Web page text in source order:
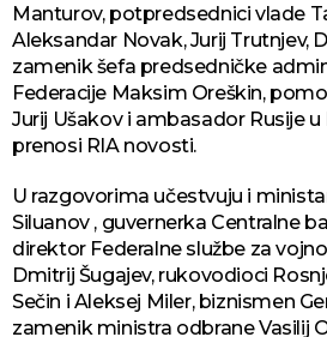
Manturov, potpredsednici vlade
Aleksandar Novak, Jurij Trutnjev,
zamenik šefa predsedničke
Federacije Maksim Oreškin,
Jurij Ušakov i ambasador Rusije
prenosi RIA novosti.
U razgovorima učestvuju i
Siluanov , guvernerka Centralne
direktor Federalne službe za
Dmitrij Šugajev, rukovodioci
Sečin i Aleksej Miler, biznismen
zamenik ministra odbrane Vasilij